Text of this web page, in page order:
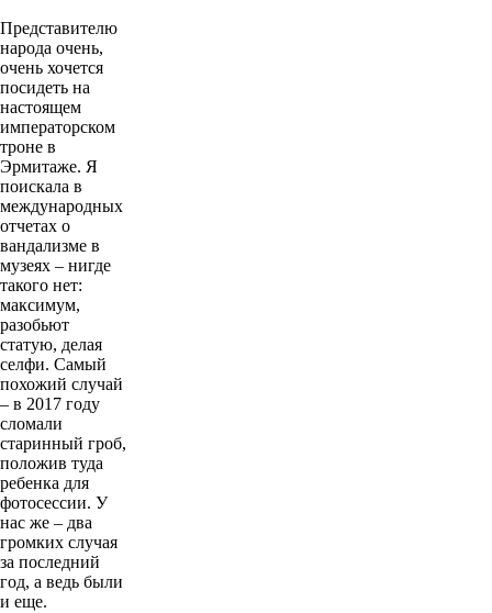
Представителю
народа очень,
очень хочется
посидеть на
настоящем
императорском
троне в
Эрмитаже. Я
поискала в
международных
отчетах о
вандализме в
музеях – нигде
такого нет:
максимум,
разобьют
статую, делая
селфи. Самый
похожий случай
– в 2017 году
сломали
старинный гроб,
положив туда
ребенка для
фотосессии. У
нас же – два
громких случая
за последний
год, а ведь были
и еще.